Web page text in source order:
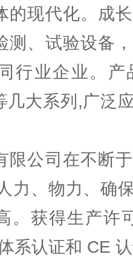
的现代化。成
测、试验设备
行业企业。产
几大系列,广泛
限公司在不断
力、物力、确
。获得生产许
系认证和 CE